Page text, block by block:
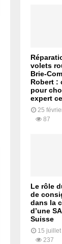
volets
Brie-
Robert :
pour
expert
25
87
Le rôle
de
dans la
d’une
Suisse
15
237